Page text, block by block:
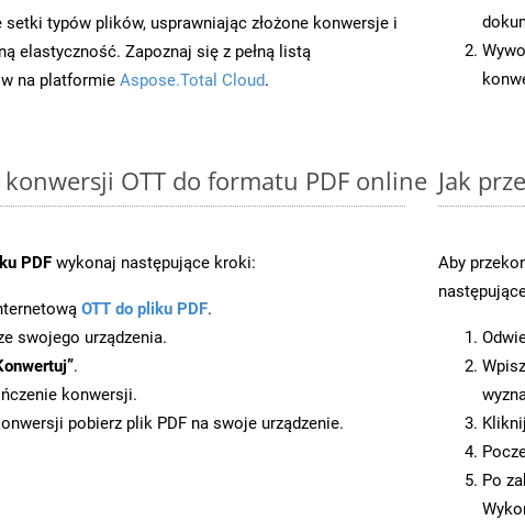
setki typów plików, usprawniając złożone konwersje i
elastyczność. Zapoznaj się z pełną listą
na platformie Aspose.Total Cloud.
OTT do formatu PDF online
PDF wykonaj następujące kroki:
OTT do pliku PDF.
swojego urządzenia.
.
konwersji.
pobierz plik PDF na swoje urządzenie.
Jak
Aby
Po